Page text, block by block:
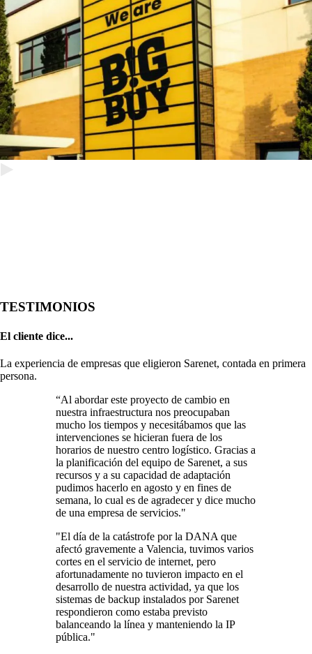
TESTIMONIOS
El cliente dice...
La experiencia de empresas que eligieron Sarenet, contada en primera
persona.
“Al abordar este proyecto de cambio en
nuestra infraestructura nos preocupaban
mucho los tiempos y necesitábamos que las
intervenciones se hicieran fuera de los
horarios de nuestro centro logístico. Gracias a
la planificación del equipo de Sarenet, a sus
recursos y a su capacidad de adaptación
pudimos hacerlo en agosto y en fines de
semana, lo cual es de agradecer y dice mucho
de una empresa de servicios."
"El día de la catástrofe por la DANA que
afectó gravemente a Valencia, tuvimos varios
cortes en el servicio de internet, pero
afortunadamente no tuvieron impacto en el
desarrollo de nuestra actividad, ya que los
sistemas de backup instalados por Sarenet
respondieron como estaba previsto
balanceando la línea y manteniendo la IP
pública."